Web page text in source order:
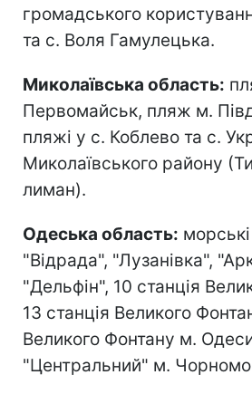
громадського
та с. Воля Гамулецька.
Миколаївська область:
Первомайськ, пляж м.
пляжі у с. Коблево та с.
Миколаївського району
лиман).
Одеська область:
"Відрада", "Лузанівка",
"Дельфін", 10 станція
13 станція Великого
Великого Фонтану м.
"Центральний" м.